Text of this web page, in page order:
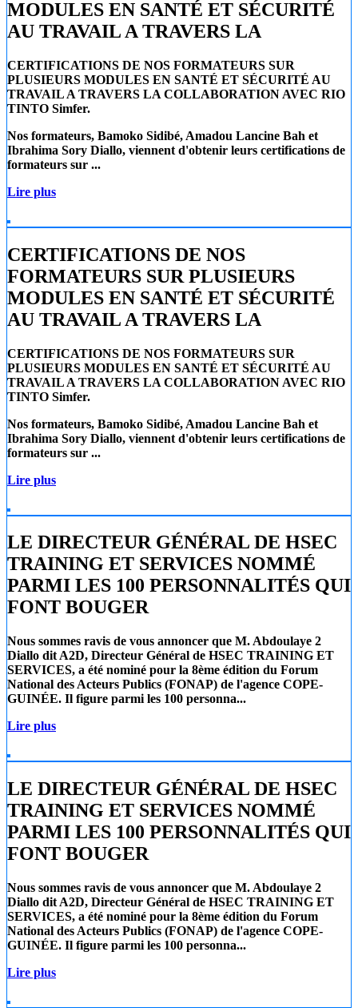
MODULES EN SANTÉ ET SÉCURITÉ
AU TRAVAIL A TRAVERS LA
CERTIFICATIONS DE NOS FORMATEURS SUR
PLUSIEURS MODULES EN SANTÉ ET SÉCURITÉ AU
TRAVAIL A TRAVERS LA COLLABORATION AVEC RIO
TINTO Simfer.
Nos formateurs, Bamoko Sidibé, Amadou Lancine Bah et
Ibrahima Sory Diallo, viennent d'obtenir leurs certifications de
formateurs sur ...
Lire plus
CERTIFICATIONS DE NOS
FORMATEURS SUR PLUSIEURS
MODULES EN SANTÉ ET SÉCURITÉ
AU TRAVAIL A TRAVERS LA
CERTIFICATIONS DE NOS FORMATEURS SUR
PLUSIEURS MODULES EN SANTÉ ET SÉCURITÉ AU
TRAVAIL A TRAVERS LA COLLABORATION AVEC RIO
TINTO Simfer.
Nos formateurs, Bamoko Sidibé, Amadou Lancine Bah et
Ibrahima Sory Diallo, viennent d'obtenir leurs certifications de
formateurs sur ...
Lire plus
LE DIRECTEUR GÉNÉRAL DE HSEC
TRAINING ET SERVICES NOMMÉ
PARMI LES 100 PERSONNALITÉS QUI
FONT BOUGER
Nous sommes ravis de vous annoncer que M. Abdoulaye 2
Diallo dit A2D, Directeur Général de HSEC TRAINING ET
SERVICES, a été nominé pour la 8ème édition du Forum
National des Acteurs Publics (FONAP) de l'agence COPE-
GUINÉE. Il figure parmi les 100 personna...
Lire plus
LE DIRECTEUR GÉNÉRAL DE HSEC
TRAINING ET SERVICES NOMMÉ
PARMI LES 100 PERSONNALITÉS QUI
FONT BOUGER
Nous sommes ravis de vous annoncer que M. Abdoulaye 2
Diallo dit A2D, Directeur Général de HSEC TRAINING ET
SERVICES, a été nominé pour la 8ème édition du Forum
National des Acteurs Publics (FONAP) de l'agence COPE-
GUINÉE. Il figure parmi les 100 personna...
Lire plus